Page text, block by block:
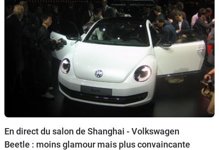
En direct du salon de Shanghai - Volkswagen
Beetle : moins glamour mais plus convaincante